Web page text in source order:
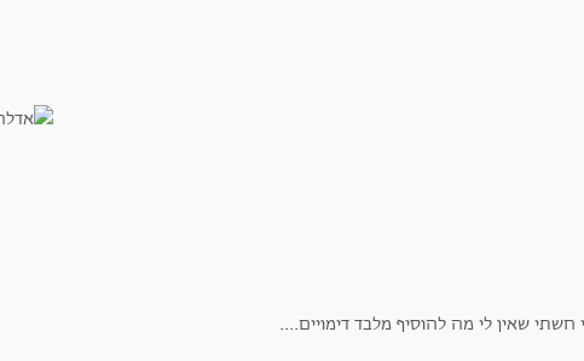
חשתי שאין לי מה להוסיף מלבד דימויים....